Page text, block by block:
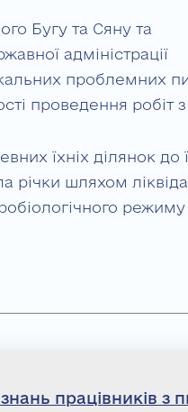
Бугу та Сяну та
адміністрації
проблемних
проведення робіт з
їхніх ділянок до
шляхом
режиму
працівників з